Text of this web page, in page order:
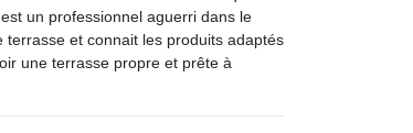
un professionnel aguerri dans le
et connait les produits adaptés
une terrasse propre et prête à